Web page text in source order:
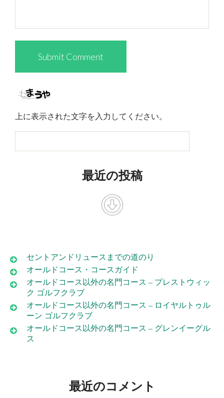
上に表示された文字を入力してください。
最近の投稿
セントアンドリュースまでの道のり
オールドコース・コースガイド
オールドコース以外の名門コース – プレストウィッ
ク ゴルフクラブ
オールドコース以外の名門コース – ロイヤルトゥル
ーン ゴルフクラブ
オールドコース以外の名門コース – グレンイーグル
ス
最近のコメント